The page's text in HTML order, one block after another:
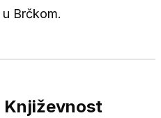
Brčkom.
Književnost